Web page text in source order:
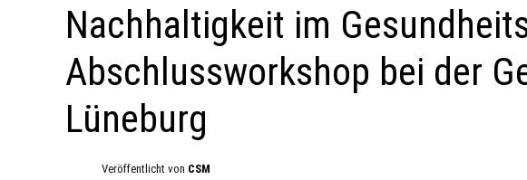
Nachhaltigkeit im
Abschlussworkshop bei der
Lüneburg
Veröffentlicht von CSM